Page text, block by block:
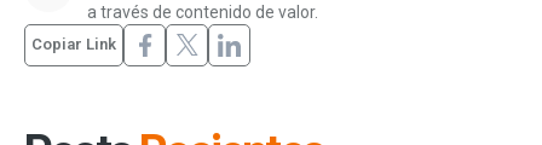
a través de contenido de valor.
Copiar Link